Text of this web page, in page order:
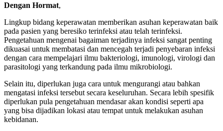
Dengan Hormat,
Lingkup bidang keperawatan memberikan asuhan keperawatan baik
pada pasien yang beresiko terinfeksi atau telah terinfeksi.
Pengetahuan mengenai bagaiman terjadinya infeksi sangat penting
dikuasai untuk membatasi dan mencegah terjadi penyebaran infeksi
dengan cara mempelajari ilmu bakteriologi, imunologi, virologi dan
parasitologi yang terkandung pada ilmu mikrobiologi.
Selain itu, diperlukan juga cara untuk mengurangi atau bahkan
mengatasi infeksi tersebut secara keseluruhan. Secara lebih spesifik
diperlukan pula pengetahuan mendasar akan kondisi seperti apa
yang bisa dijadikan lokasi atau tempat untuk melakukan asuhan
kebidanan.